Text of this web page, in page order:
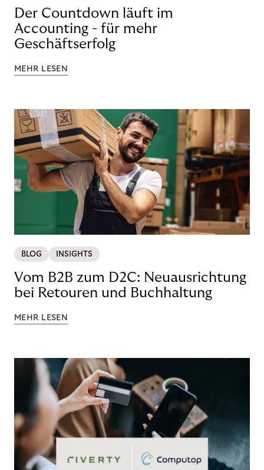
Der Countdown läuft im
Accounting - für mehr
Geschäftserfolg
MEHR LESEN
BLOG INSIGHTS
Vom B2B zum D2C: Neuausrichtung
bei Retouren und Buchhaltung
MEHR LESEN